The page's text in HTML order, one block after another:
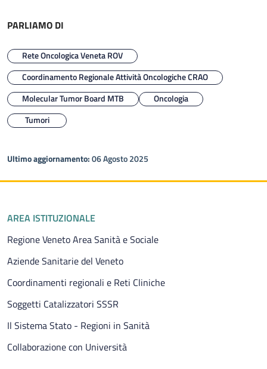
PARLIAMO DI
Rete Oncologica Veneta ROV
Coordinamento Regionale Attività Oncologiche CRAO
Molecular Tumor Board MTB
Oncologia
Tumori
Ultimo aggiornamento:06 Agosto 2025
Piè di pagina
AREA ISTITUZIONALE
Regione Veneto Area Sanità e Sociale
Aziende Sanitarie del Veneto
Coordinamenti regionali e Reti Cliniche
Soggetti Catalizzatori SSSR
Il Sistema Stato - Regioni in Sanità
Collaborazione con Università